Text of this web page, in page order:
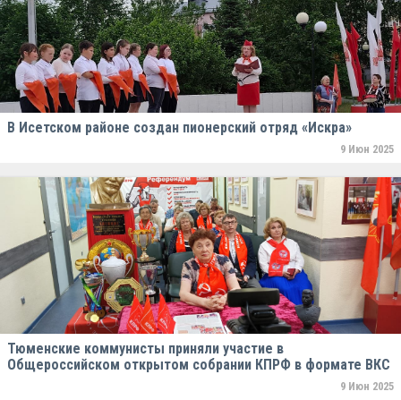
В Исетском районе создан пионерский отряд «Искра»
9 Июн 2025
Тюменские коммунисты приняли участие в
Общероссийском открытом собрании КПРФ в формате ВКС
9 Июн 2025